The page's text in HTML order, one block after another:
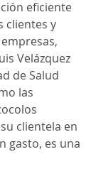
eficiente
clientes y
Velázquez
de Salud
las
clientela en
gasto, es una